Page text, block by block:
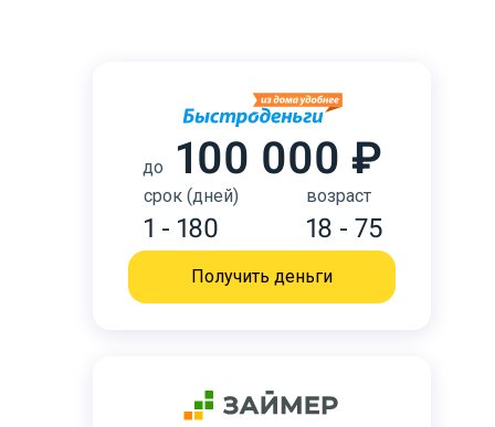
до 100 000 ₽
срок (дней)
1 - 180
возраст
18 - 75
Получить деньги